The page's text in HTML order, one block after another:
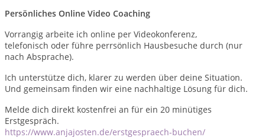
Persönliches Online Video Coaching
Vorrangig arbeite ich online per Videokonferenz,
telefonisch oder führe perrsönlich Hausbesuche durch (nur
nach Absprache).
Ich unterstütze dich, klarer zu werden über deine Situation.
Und gemeinsam finden wir eine nachhaltige Lösung für dich.
Melde dich direkt kostenfrei an für ein 20 minütiges
Erstgespräch.
https://www.anjajosten.de/erstgespraech-buchen/